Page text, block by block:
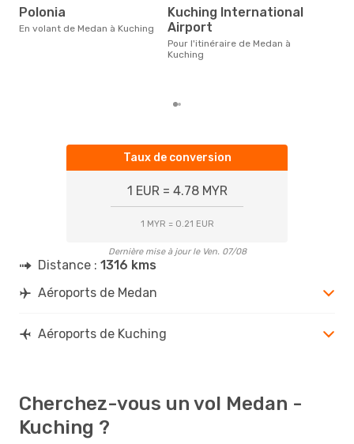
Polonia
En volant de Medan à Kuching
Kuching International
Airport
Pour l'itinéraire de Medan à
Kuching
Taux de conversion
1 EUR = 4.78 MYR
1 MYR = 0.21 EUR
Dernière mise à jour le Ven. 07/08
Distance : 1316 kms
Aéroports de Medan
Aéroports de Kuching
Cherchez-vous un vol Medan -
Kuching ?